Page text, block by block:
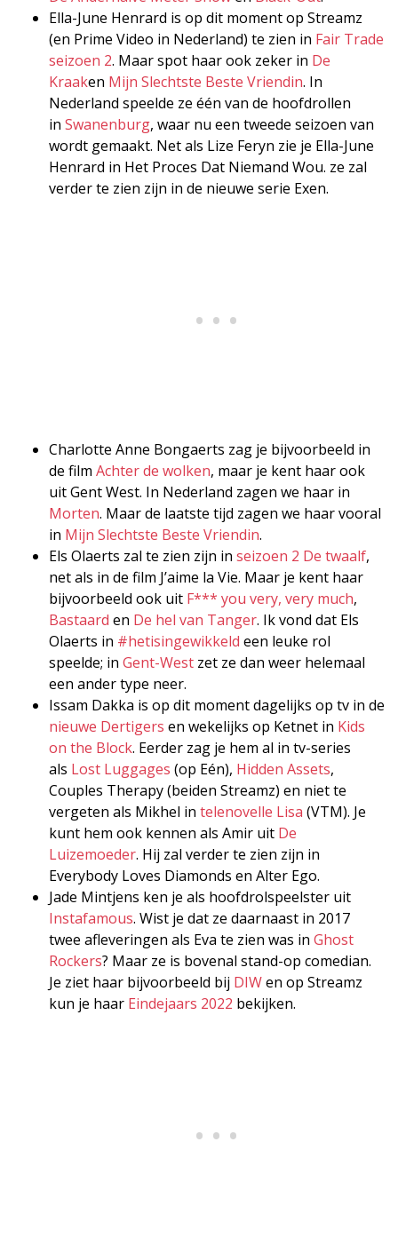
Ella-June Henrard is op dit moment op Streamz
(en Prime Video in Nederland) te zien in Fair Trade
seizoen 2. Maar spot haar ook zeker in De
Kraaken Mijn Slechtste Beste Vriendin. In
Nederland speelde ze één van de hoofdrollen
in Swanenburg, waar nu een tweede seizoen van
wordt gemaakt. Net als Lize Feryn zie je Ella-June
Henrard in Het Proces Dat Niemand Wou. ze zal
verder te zien zijn in de nieuwe serie Exen.
Charlotte Anne Bongaerts zag je bijvoorbeeld in
de film Achter de wolken, maar je kent haar ook
uit Gent West. In Nederland zagen we haar in
Morten. Maar de laatste tijd zagen we haar vooral
in Mijn Slechtste Beste Vriendin.
Els Olaerts zal te zien zijn in seizoen 2 De twaalf,
net als in de film J’aime la Vie. Maar je kent haar
bijvoorbeeld ook uit F*** you very, very much,
Bastaard en De hel van Tanger. Ik vond dat Els
Olaerts in #hetisingewikkeld een leuke rol
speelde; in Gent-West zet ze dan weer helemaal
een ander type neer.
Issam Dakka is op dit moment dagelijks op tv in de
nieuwe Dertigers en wekelijks op Ketnet in Kids
on the Block. Eerder zag je hem al in tv-series
als Lost Luggages (op Eén), Hidden Assets,
Couples Therapy (beiden Streamz) en niet te
vergeten als Mikhel in telenovelle Lisa (VTM). Je
kunt hem ook kennen als Amir uit De
Luizemoeder. Hij zal verder te zien zijn in
Everybody Loves Diamonds en Alter Ego.
Jade Mintjens ken je als hoofdrolspeelster uit
Instafamous. Wist je dat ze daarnaast in 2017
twee afleveringen als Eva te zien was in Ghost
Rockers? Maar ze is bovenal stand-op comedian.
Je ziet haar bijvoorbeeld bij DIWen op Streamz
kun je haar Eindejaars 2022 bekijken.